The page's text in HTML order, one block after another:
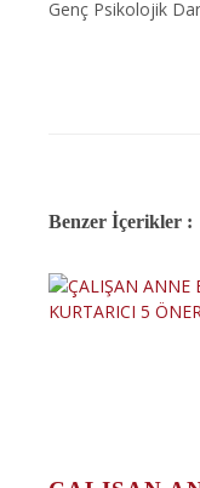
Genç Psikolojik
Benzer İçerikler :